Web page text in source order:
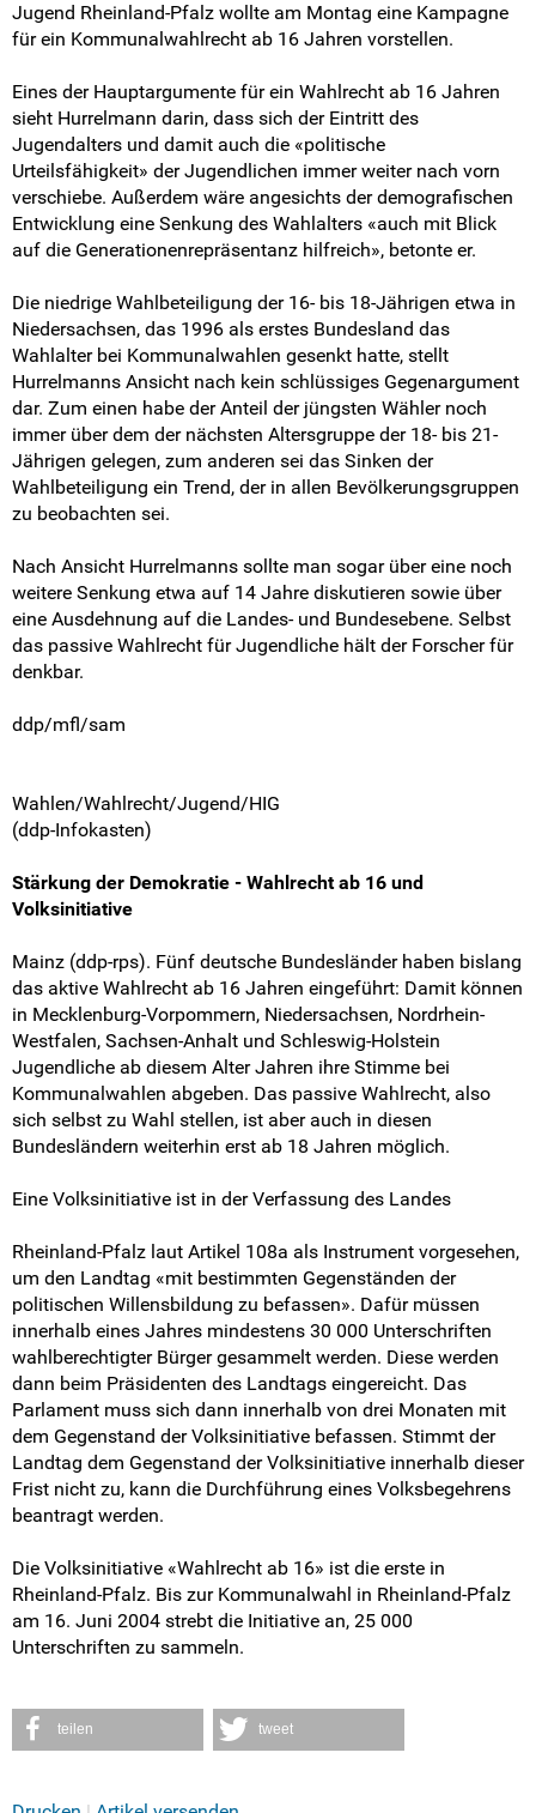
Termine
Shop
Kontakt
Intern
Jugend Rheinland-Pfalz wollte am Montag eine Kampagne
für ein Kommunalwahlrecht ab 16 Jahren vorstellen.
Eines der Hauptargumente für ein Wahlrecht ab 16 Jahren
sieht Hurrelmann darin, dass sich der Eintritt des
Jugendalters und damit auch die «politische
Urteilsfähigkeit» der Jugendlichen immer weiter nach vorn
verschiebe. Außerdem wäre angesichts der demografischen
Entwicklung eine Senkung des Wahlalters «auch mit Blick
auf die Generationenrepräsentanz hilfreich», betonte er.
Die niedrige Wahlbeteiligung der 16- bis 18-Jährigen etwa in
Niedersachsen, das 1996 als erstes Bundesland das
Wahlalter bei Kommunalwahlen gesenkt hatte, stellt
Hurrelmanns Ansicht nach kein schlüssiges Gegenargument
dar. Zum einen habe der Anteil der jüngsten Wähler noch
immer über dem der nächsten Altersgruppe der 18- bis 21-
Jährigen gelegen, zum anderen sei das Sinken der
Wahlbeteiligung ein Trend, der in allen Bevölkerungsgruppen
zu beobachten sei.
Nach Ansicht Hurrelmanns sollte man sogar über eine noch
weitere Senkung etwa auf 14 Jahre diskutieren sowie über
eine Ausdehnung auf die Landes- und Bundesebene. Selbst
das passive Wahlrecht für Jugendliche hält der Forscher für
denkbar.
ddp/mfl/sam
Wahlen/Wahlrecht/Jugend/HIG
(ddp-Infokasten)
Stärkung der Demokratie - Wahlrecht ab 16 und
Volksinitiative
Mainz (ddp-rps). Fünf deutsche Bundesländer haben bislang
das aktive Wahlrecht ab 16 Jahren eingeführt: Damit können
in Mecklenburg-Vorpommern, Niedersachsen, Nordrhein-
Westfalen, Sachsen-Anhalt und Schleswig-Holstein
Jugendliche ab diesem Alter Jahren ihre Stimme bei
Kommunalwahlen abgeben. Das passive Wahlrecht, also
sich selbst zu Wahl stellen, ist aber auch in diesen
Bundesländern weiterhin erst ab 18 Jahren möglich.
Eine Volksinitiative ist in der Verfassung des Landes
Rheinland-Pfalz laut Artikel 108a als Instrument vorgesehen,
um den Landtag «mit bestimmten Gegenständen der
politischen Willensbildung zu befassen». Dafür müssen
innerhalb eines Jahres mindestens 30 000 Unterschriften
wahlberechtigter Bürger gesammelt werden. Diese werden
dann beim Präsidenten des Landtags eingereicht. Das
Parlament muss sich dann innerhalb von drei Monaten mit
dem Gegenstand der Volksinitiative befassen. Stimmt der
Landtag dem Gegenstand der Volksinitiative innerhalb dieser
Frist nicht zu, kann die Durchführung eines Volksbegehrens
beantragt werden.
Die Volksinitiative «Wahlrecht ab 16» ist die erste in
Rheinland-Pfalz. Bis zur Kommunalwahl in Rheinland-Pfalz
am 16. Juni 2004 strebt die Initiative an, 25 000
Unterschriften zu sammeln.
teilen tweet